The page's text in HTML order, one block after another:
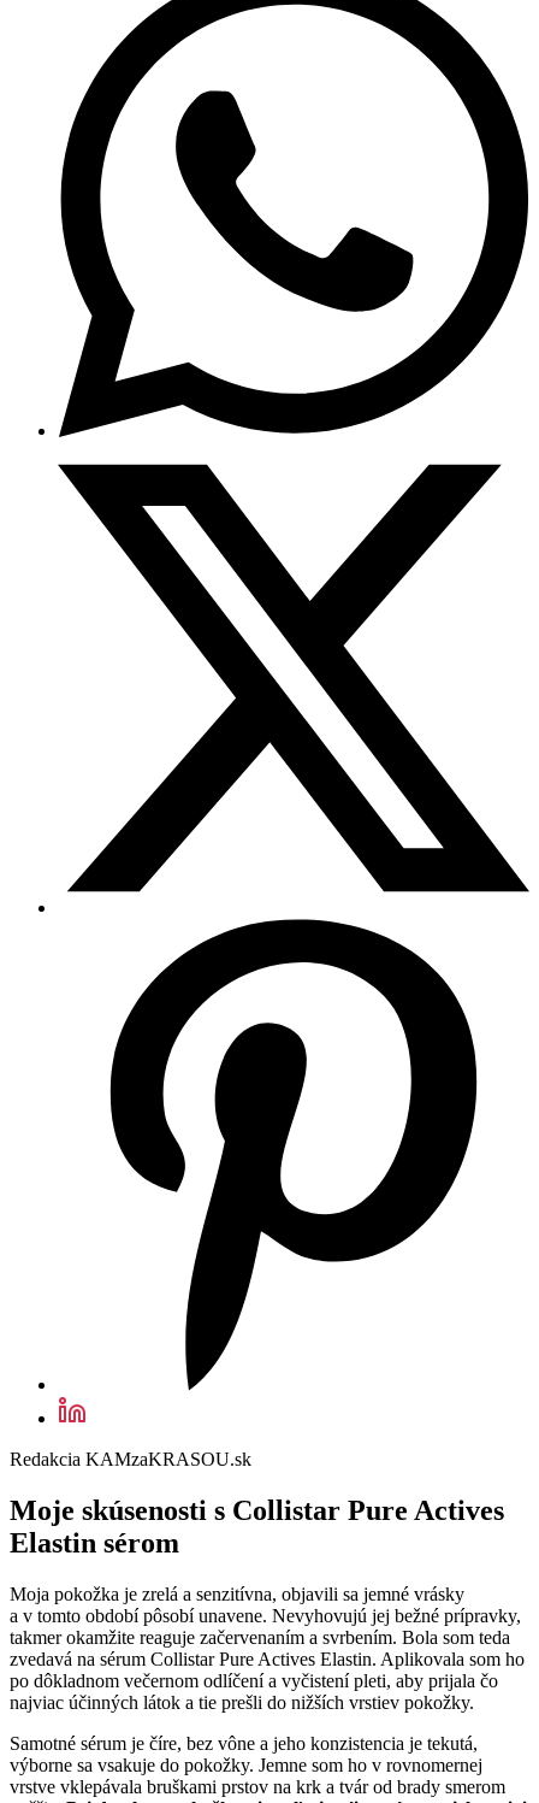
Redakcia KAMzaKRASOU.sk
Moje skúsenosti s Collistar Pure Actives
Elastin sérom
Moja pokožka je zrelá a senzitívna, objavili sa jemné vrásky
a v tomto období pôsobí unavene. Nevyhovujú jej bežné prípravky,
takmer okamžite reaguje začervenaním a svrbením. Bola som teda
zvedavá na sérum Collistar Pure Actives Elastin. Aplikovala som ho
po dôkladnom večernom odlíčení a vyčistení pleti, aby prijala čo
najviac účinných látok a tie prešli do nižších vrstiev pokožky.
Samotné sérum je číre, bez vône a jeho konzistencia je tekutá,
výborne sa vsakuje do pokožky. Jemne som ho v rovnomernej
vrstve vklepávala bruškami prstov na krk a tvár od brady smerom